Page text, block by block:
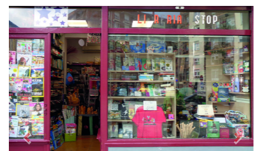
Previous Next